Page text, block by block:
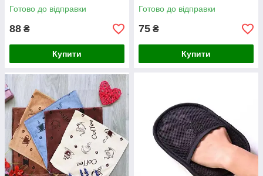
Готово до відправки
88 ₴
Купити
Готово до відправки
75 ₴
Купити